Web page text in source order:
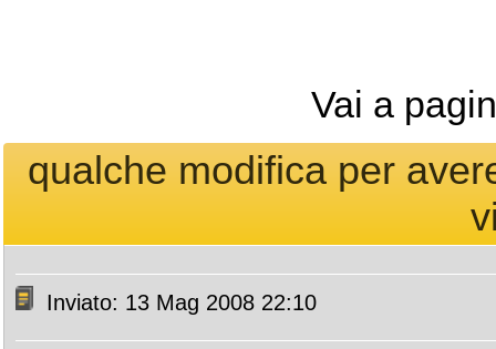
Vai a
qualche modifica per
Inviato: 13 Mag 2008 22:10